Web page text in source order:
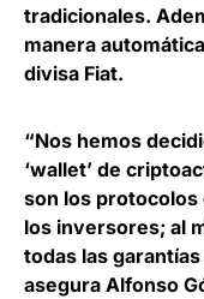
tradicionales.
manera
divisa Fiat.
“Nos hemos
‘wallet’ de
son los
los inversores; al
todas las
asegura Alfonso